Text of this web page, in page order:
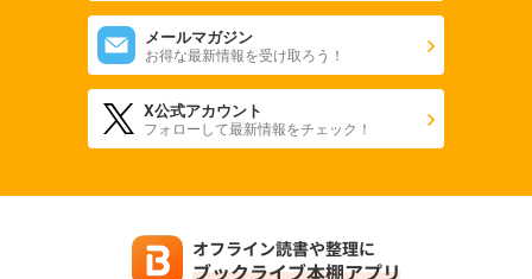
メールマガジン
お得な最新情報を受け取ろう！
X公式アカウント
フォローして最新情報をチェック！